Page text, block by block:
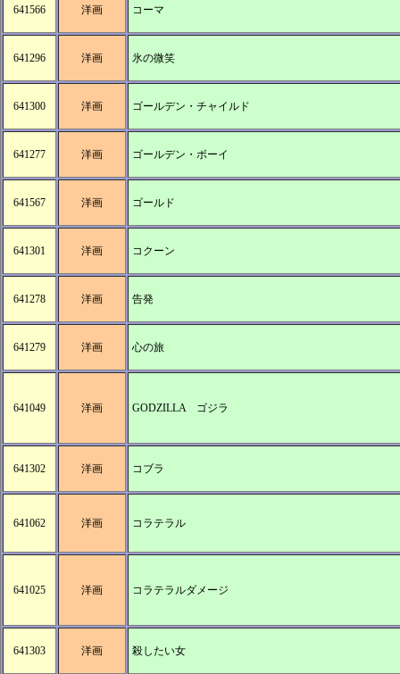
641566 洋画 コーマ
641296 洋画 氷の微笑
641300 洋画 ゴールデン・チャイルド
641277 洋画 ゴールデン・ボーイ
641567 洋画 ゴールド
641301 洋画 コクーン
641278 洋画 告発
641279 洋画 心の旅
641049 洋画 GODZILLA ゴジラ
641302 洋画 コブラ
641062 洋画 コラテラル
641025 洋画 コラテラルダメージ
641303 洋画 殺したい女